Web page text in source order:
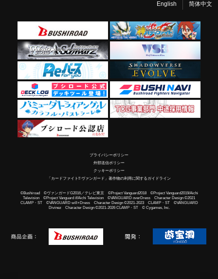
English 简体中文
プライバシーポリシー
外部送信ポリシー
クッキーポリシー
「カードファイト!! ヴァンガード」著作物の利用に関するガイドライン
©Bushiroad ©ヴァンガードG2016／テレビ東京 ©Project Vanguard2018 ©Project Vanguard2019/Aichi
Television ©Project Vanguard if/Aichi Television ©VANGUARD overDress Character Design ©2021
CLAMP・ST ©VANGUARD will+Dress Character Design ©2021-2023 CLAMP・ST ©VANGUARD
Divinez Character Design ©2021-2026 CLAMP・ST © Cygames, Inc.